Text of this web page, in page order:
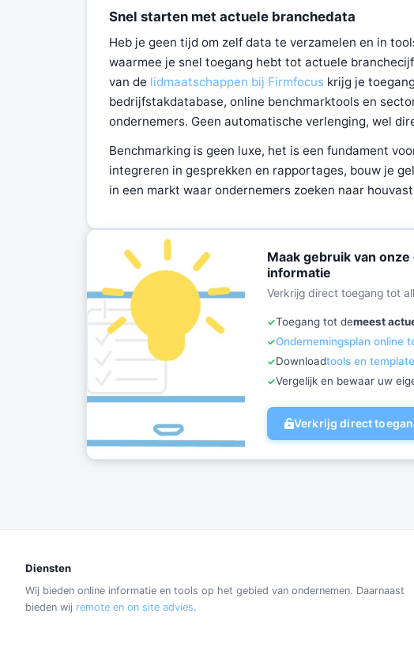
Snel starten met actuele branchedata
Heb je geen tijd om zelf data te verzamelen en in
waarmee je snel toegang hebt tot actuele
van de lidmaatschappen bij Firmfocus krijg je
bedrijfstakdatabase, online benchmarktools en
ondernemers. Geen automatische verlenging, wel
Benchmarking is geen luxe, het is een fundament
integreren in gesprekken en rapportages, bouw je
in een markt waar ondernemers zoeken naar
Maak gebruik van
informatie
Verkrijg direct toegang tot
Toegang tot demeest
Ondernemingsplan online
Downloadtools en
Vergelijk en bewaar uw
Verkrijg direct
Diensten
Wij bieden online informatie en tools op het gebied van ondernemen. Daarnaast
bieden wij remote en on site advies.